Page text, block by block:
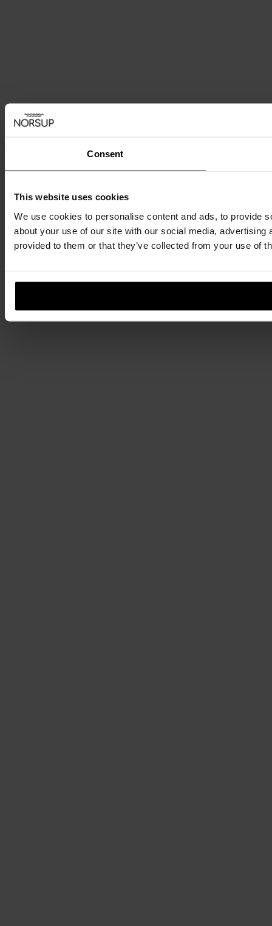
Consent
This website uses cookies
We use cookies to personalise content and ads, to provide
about your use of our site with our social media,
provided to them or that they’ve collected from your use of